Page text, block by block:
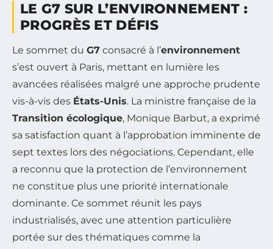
LE G7 SUR L’ENVIRONNEMENT :
PROGRÈS ET DÉFIS
Le sommet du G7 consacré à l’environnement
s’est ouvert à Paris, mettant en lumière les
avancées réalisées malgré une approche prudente
vis-à-vis des États-Unis. La ministre française de la
Transition écologique, Monique Barbut, a exprimé
sa satisfaction quant à l’approbation imminente de
sept textes lors des négociations. Cependant, elle
a reconnu que la protection de l’environnement
ne constitue plus une priorité internationale
dominante. Ce sommet réunit les pays
industrialisés, avec une attention particulière
portée sur des thématiques comme la